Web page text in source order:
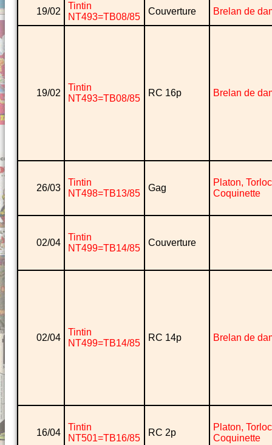
19/02
Tintin
NT493=TB08/85
Couverture Brelan de
19/02
Tintin
NT493=TB08/85
RC 16p Brelan de
26/03
Tintin
NT498=TB13/85
Gag
Platon,
Coquinette
02/04
Tintin
NT499=TB14/85
Couverture
02/04
Tintin
NT499=TB14/85
RC 14p Brelan de
16/04
Tintin
NT501=TB16/85
RC 2p
Platon,
Coquinette